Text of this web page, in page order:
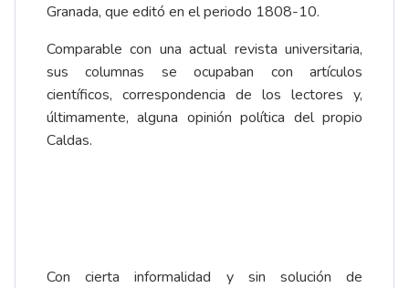
Granada, que editó en el periodo 1808-10.
Comparable con una actual revista universitaria,
sus columnas se ocupaban con artículos
científicos, correspondencia de los lectores y,
últimamente, alguna opinión política del propio
Caldas.
Con cierta informalidad y sin solución de